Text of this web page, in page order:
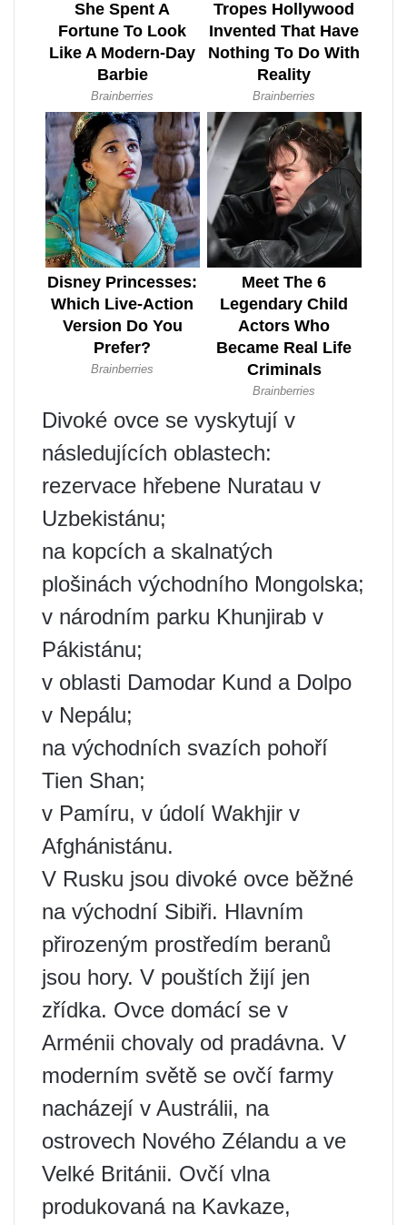
Divoké ovce se vyskytují v
následujících oblastech:
rezervace hřebene Nuratau v
Uzbekistánu;
na kopcích a skalnatých
plošinách východního Mongolska;
v národním parku Khunjirab v
Pákistánu;
v oblasti Damodar Kund a Dolpo
v Nepálu;
na východních svazích pohoří
Tien Shan;
v Pamíru, v údolí Wakhjir v
Afghánistánu.
V Rusku jsou divoké ovce běžné
na východní Sibiři. Hlavním
přirozeným prostředím beranů
jsou hory. V pouštích žijí jen
zřídka. Ovce domácí se v
Arménii chovaly od pradávna. V
moderním světě se ovčí farmy
nacházejí v Austrálii, na
ostrovech Nového Zélandu a ve
Velké Británii. Ovčí vlna
produkovaná na Kavkaze,